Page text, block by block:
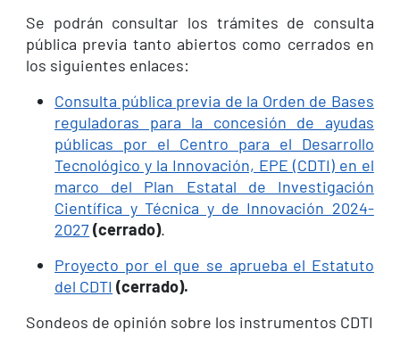
Se podrán consultar los trámites de consulta
pública previa tanto abiertos como cerrados en
los siguientes enlaces:
Consulta pública previa de la Orden de Bases
reguladoras para la concesión de ayudas
públicas por el Centro para el Desarrollo
Tecnológico y la Innovación, EPE (CDTI) en el
marco del Plan Estatal de Investigación
Científica y Técnica y de Innovación 2024-
2027(cerrado).
Proyecto por el que se aprueba el Estatuto
del CDTI (cerrado).
Sondeos de opinión sobre los instrumentos CDTI